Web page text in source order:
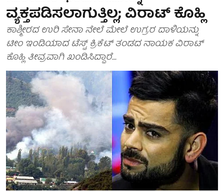
ವ್ಯಕ್ತಪಡಿಸಲಾಗುತ್ತಿಲ್ಲ; ವಿರಾಟ್ ಕೊಹ್ಲಿ
ಕಾಶ್ಮೀರದ ಉರಿ ಸೇನಾ ನೇಲೆ ಮೇಲೆ ಉಗ್ರರ ದಾಳಿಯನ್ನು
ಟೀಂ ಇಂಡಿಯಾದ ಟೆಸ್ಟ್ ಕ್ರಿಕೆಟ್ ತಂಡದ ನಾಯಕ ವಿರಾಟ್
ಕೊಹ್ಲಿ ತೀವ್ರವಾಗಿ ಖಂಡಿಸಿದ್ದಾರೆ...